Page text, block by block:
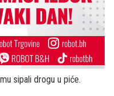
sipali drogu u piće.